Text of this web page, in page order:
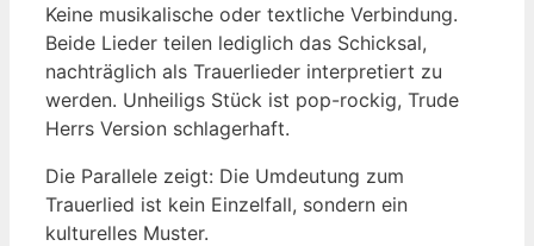
Keine musikalische oder textliche Verbindung.
Beide Lieder teilen lediglich das Schicksal,
nachträglich als Trauerlieder interpretiert zu
werden. Unheiligs Stück ist pop-rockig, Trude
Herrs Version schlagerhaft.
Die Parallele zeigt: Die Umdeutung zum
Trauerlied ist kein Einzelfall, sondern ein
kulturelles Muster.